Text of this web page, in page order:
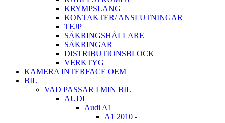
KRYMPSLANG
KONTAKTER/ ANSLUTNINGAR
TEJP
SÄKRINGSHÅLLARE
SÄKRINGAR
DISTRIBUTIONSBLOCK
VERKTYG
KAMERA INTERFACE OEM
BIL
VAD PASSAR I MIN BIL
AUDI
Audi A1
A1 2010 -